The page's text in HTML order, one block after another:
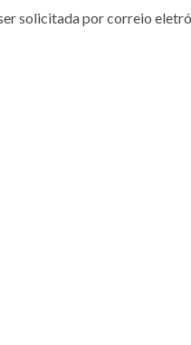
solicitada por correio